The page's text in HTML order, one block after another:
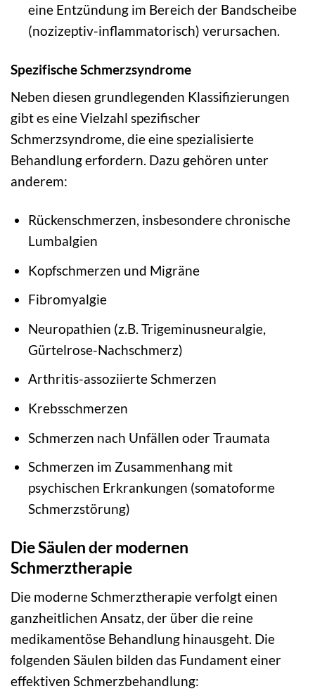
eine Entzündung im Bereich der Bandscheibe
(nozizeptiv-inflammatorisch) verursachen.
Spezifische Schmerzsyndrome
Neben diesen grundlegenden Klassifizierungen
gibt es eine Vielzahl spezifischer
Schmerzsyndrome, die eine spezialisierte
Behandlung erfordern. Dazu gehören unter
anderem:
Rückenschmerzen, insbesondere chronische
Lumbalgien
Kopfschmerzen und Migräne
Fibromyalgie
Neuropathien (z.B. Trigeminusneuralgie,
Gürtelrose-Nachschmerz)
Arthritis-assoziierte Schmerzen
Krebsschmerzen
Schmerzen nach Unfällen oder Traumata
Schmerzen im Zusammenhang mit
psychischen Erkrankungen (somatoforme
Schmerzstörung)
Die Säulen der modernen
Schmerztherapie
Die moderne Schmerztherapie verfolgt einen
ganzheitlichen Ansatz, der über die reine
medikamentöse Behandlung hinausgeht. Die
folgenden Säulen bilden das Fundament einer
effektiven Schmerzbehandlung: